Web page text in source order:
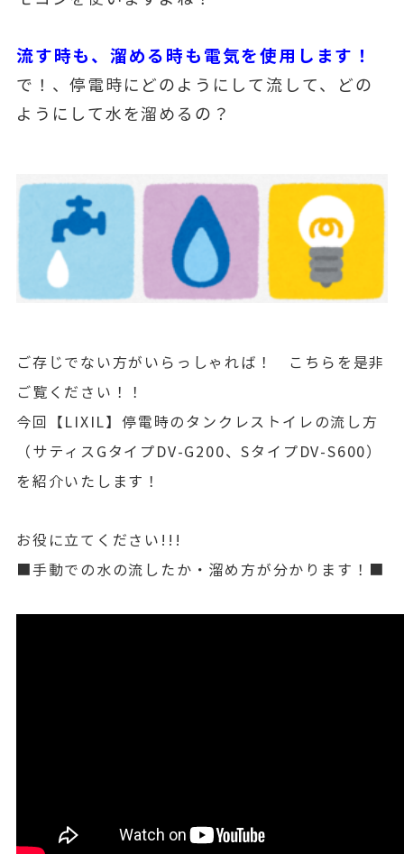
流す時も、溜める時も電気を使用します！
で！、停電時にどのようにして流して、どの
ようにして水を溜めるの？
ご存じでない方がいらっしゃれば！ こちらを是非
ご覧ください！！
今回【LIXIL】停電時のタンクレストイレの流し方
（サティスGタイプDV-G200、SタイプDV-S600）
を紹介いたします！
お役に立てください!!!
■手動での水の流したか・溜め方が分かります！■